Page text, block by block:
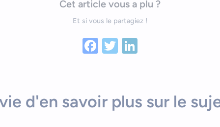
Cet article vous a plu ?
Et si vous le partagiez !
Facebook
Twitter
d'en savoir plus sur le